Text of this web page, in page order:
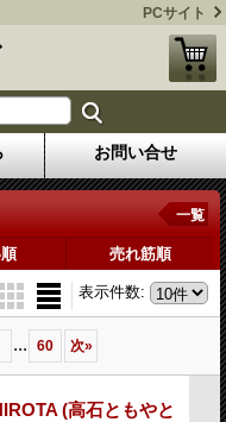
PCサイト
お問い合せ
一覧
売れ筋順
表示件数:
... 60 次»
(高石ともやと